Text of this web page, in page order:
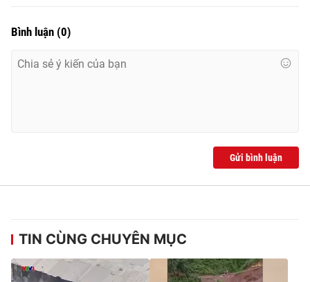
Bình luận (0)
Gửi bình luận
TIN CÙNG CHUYÊN MỤC